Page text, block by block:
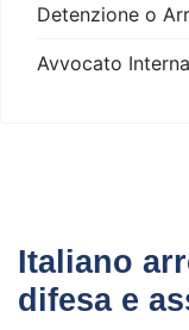
Detenzione o
Avvocato
Italiano
difesa e